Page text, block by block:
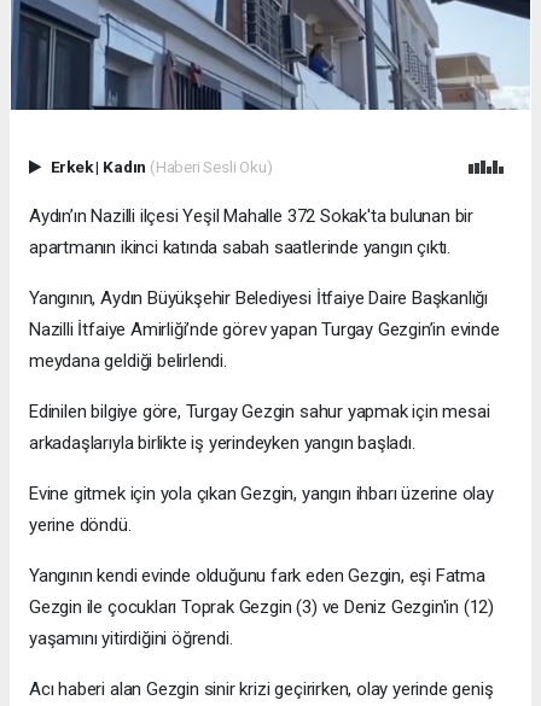
Erkek| Kadın (Haberi Sesli Oku)
Aydın’ın Nazilli ilçesi Yeşil Mahalle 372 Sokak'ta bulunan bir
apartmanın ikinci katında sabah saatlerinde yangın çıktı.
Yangının, Aydın Büyükşehir Belediyesi İtfaiye Daire Başkanlığı
Nazilli İtfaiye Amirliği’nde görev yapan Turgay Gezgin’in evinde
meydana geldiği belirlendi.
Edinilen bilgiye göre, Turgay Gezgin sahur yapmak için mesai
arkadaşlarıyla birlikte iş yerindeyken yangın başladı.
Evine gitmek için yola çıkan Gezgin, yangın ihbarı üzerine olay
yerine döndü.
Yangının kendi evinde olduğunu fark eden Gezgin, eşi Fatma
Gezgin ile çocukları Toprak Gezgin (3) ve Deniz Gezgin'in (12)
yaşamını yitirdiğini öğrendi.
Acı haberi alan Gezgin sinir krizi geçirirken, olay yerinde geniş